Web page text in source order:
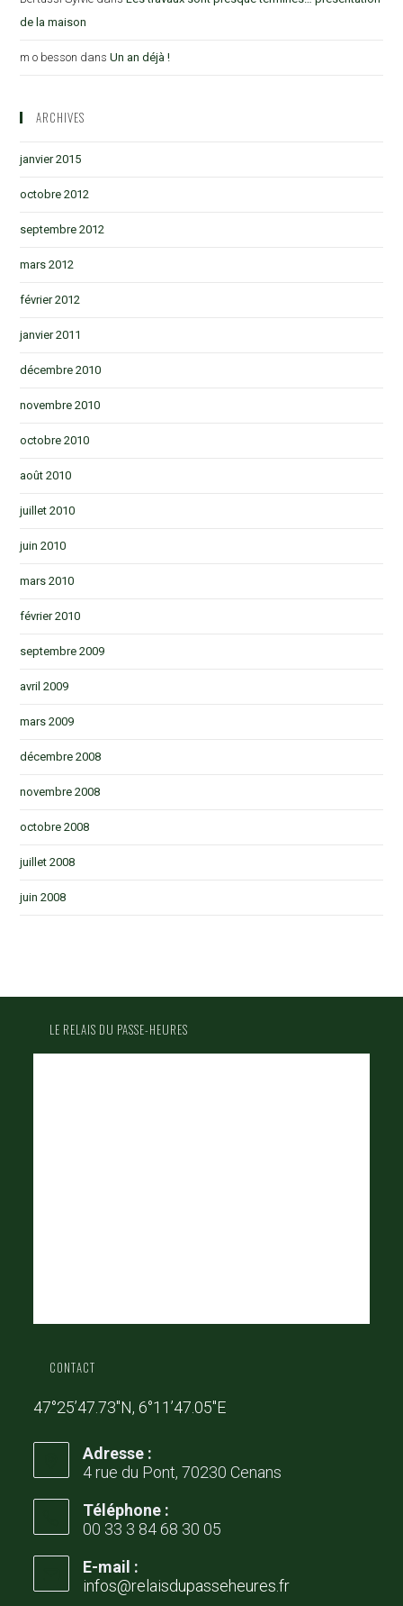
de la maison
m o besson dansUn an déjà !
ARCHIVES
janvier 2015
octobre 2012
septembre 2012
mars 2012
février 2012
janvier 2011
décembre 2010
novembre 2010
octobre 2010
août 2010
juillet 2010
juin 2010
mars 2010
février 2010
septembre 2009
avril 2009
mars 2009
décembre 2008
novembre 2008
octobre 2008
juillet 2008
juin 2008
LE RELAIS DU PASSE-HEURES
CONTACT
47°25’47.73″N, 6°11’47.05″E
Adresse :
4 rue du Pont, 70230 Cenans
Téléphone :
00 33 3 84 68 30 05
E-mail :
infos@relaisdupasseheures.fr